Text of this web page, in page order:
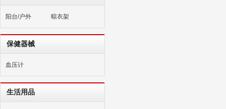
阳台/户外 晾衣架
保健器械
血压计
生活用品